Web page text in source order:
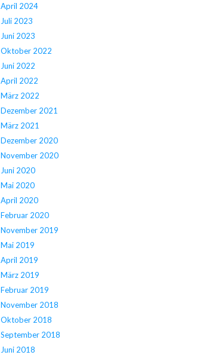
April 2024
Juli 2023
Juni 2023
Oktober 2022
Juni 2022
April 2022
März 2022
Dezember 2021
März 2021
Dezember 2020
November 2020
Juni 2020
Mai 2020
April 2020
Februar 2020
November 2019
Mai 2019
April 2019
März 2019
Februar 2019
November 2018
Oktober 2018
September 2018
Juni 2018